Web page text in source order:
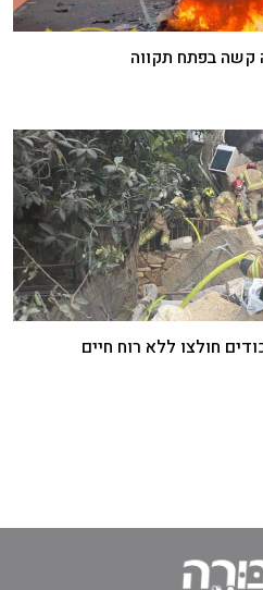
קשה בפתח תקווה
חולצו ללא רוח חיים